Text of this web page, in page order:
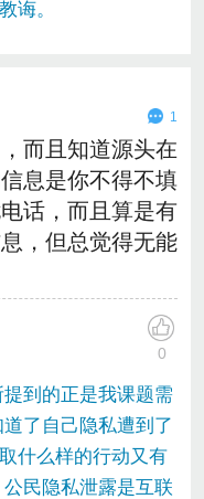
诲。
1
而且知道源头在
息是你不得不填
话，而且算是有
，但总觉得无能
0
到的正是我课题需
了自己隐私遭到了
什么样的行动又有
民隐私泄露是互联